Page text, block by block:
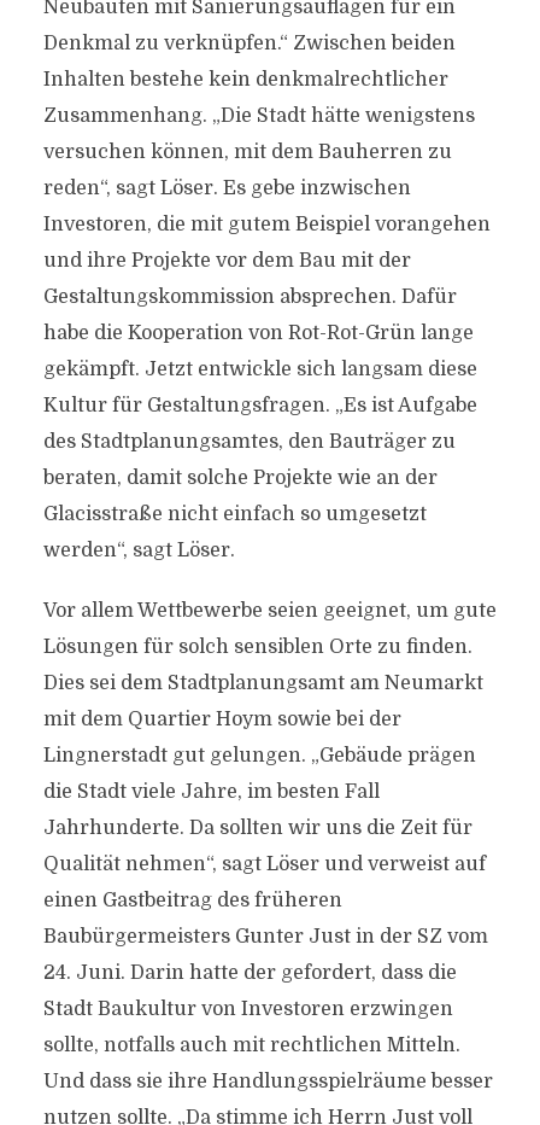
Neubauten mit Sanierungsauflagen für ein
Denkmal zu verknüpfen.“ Zwischen beiden
Inhalten bestehe kein denkmalrechtlicher
Zusammenhang. „Die Stadt hätte wenigstens
versuchen können, mit dem Bauherren zu
reden“, sagt Löser. Es gebe inzwischen
Investoren, die mit gutem Beispiel vorangehen
und ihre Projekte vor dem Bau mit der
Gestaltungskommission absprechen. Dafür
habe die Kooperation von Rot-Rot-Grün lange
gekämpft. Jetzt entwickle sich langsam diese
Kultur für Gestaltungsfragen. „Es ist Aufgabe
des Stadtplanungsamtes, den Bauträger zu
beraten, damit solche Projekte wie an der
Glacisstraße nicht einfach so umgesetzt
werden“, sagt Löser.
Vor allem Wettbewerbe seien geeignet, um gute
Lösungen für solch sensiblen Orte zu finden.
Dies sei dem Stadtplanungsamt am Neumarkt
mit dem Quartier Hoym sowie bei der
Lingnerstadt gut gelungen. „Gebäude prägen
die Stadt viele Jahre, im besten Fall
Jahrhunderte. Da sollten wir uns die Zeit für
Qualität nehmen“, sagt Löser und verweist auf
einen Gastbeitrag des früheren
Baubürgermeisters Gunter Just in der SZ vom
24. Juni. Darin hatte der gefordert, dass die
Stadt Baukultur von Investoren erzwingen
sollte, notfalls auch mit rechtlichen Mitteln.
Und dass sie ihre Handlungsspielräume besser
nutzen sollte. „Da stimme ich Herrn Just voll